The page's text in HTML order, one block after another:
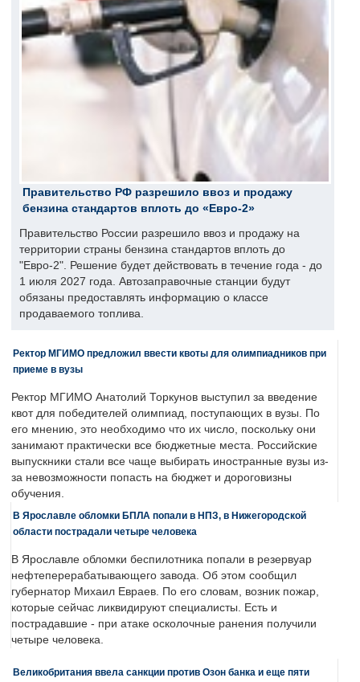
Правительство РФ разрешило ввоз и продажу
бензина стандартов вплоть до «Евро-2»
Правительство России разрешило ввоз и продажу на
территории страны бензина стандартов вплоть до
"Евро-2". Решение будет действовать в течение года - до
1 июля 2027 года. Автозаправочные станции будут
обязаны предоставлять информацию о классе
продаваемого топлива.
Ректор МГИМО предложил ввести квоты для олимпиадников при
приеме в вузы
Ректор МГИМО Анатолий Торкунов выступил за введение
квот для победителей олимпиад, поступающих в вузы. По
его мнению, это необходимо что их число, поскольку они
занимают практически все бюджетные места. Российские
выпускники стали все чаще выбирать иностранные вузы из-
за невозможности попасть на бюджет и дороговизны
обучения.
В Ярославле обломки БПЛА попали в НПЗ, в Нижегородской
области пострадали четыре человека
В Ярославле обломки беспилотника попали в резервуар
нефтеперерабатывающего завода. Об этом сообщил
губернатор Михаил Евраев. По его словам, возник пожар,
которые сейчас ликвидируют специалисты. Есть и
пострадавшие - при атаке осколочные ранения получили
четыре человека.
Великобритания ввела санкции против Озон банка и еще пяти